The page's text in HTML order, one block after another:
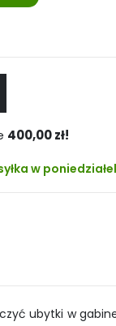
400,00zł!
w
ubytki w